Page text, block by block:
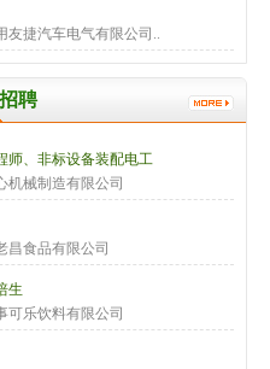
友捷汽车电气有限公司..
聘
师、非标设备装配电工
机械制造有限公司
昌食品有限公司
生
可乐饮料有限公司